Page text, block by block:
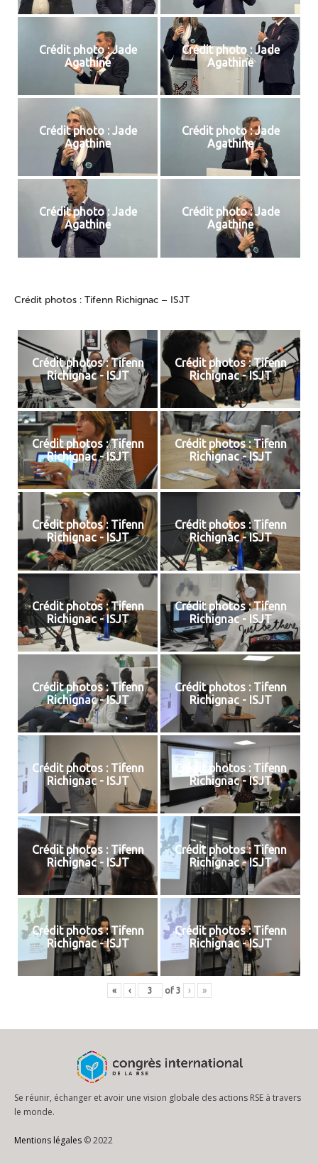
Crédit photo : Jade
Agathine
Crédit photo : Jade
Agathine
Crédit photo : Jade
Agathine
Crédit photo : Jade
Agathine
Crédit photo : Jade
Agathine
Crédit photo : Jade
Agathine
Crédit photos : Tifenn Richignac – ISJT
Crédit photos : Tifenn
Richignac - ISJT
Crédit photos : Tifenn
Richignac - ISJT
Crédit photos : Tifenn
Richignac - ISJT
Crédit photos : Tifenn
Richignac - ISJT
Crédit photos : Tifenn
Richignac - ISJT
Crédit photos : Tifenn
Richignac - ISJT
Crédit photos : Tifenn
Richignac - ISJT
Crédit photos : Tifenn
Richignac - ISJT
Crédit photos : Tifenn
Richignac - ISJT
Crédit photos : Tifenn
Richignac - ISJT
Crédit photos : Tifenn
Richignac - ISJT
Crédit photos : Tifenn
Richignac - ISJT
Crédit photos : Tifenn
Richignac - ISJT
Crédit photos : Tifenn
Richignac - ISJT
Crédit photos : Tifenn
Richignac - ISJT
Crédit photos : Tifenn
Richignac - ISJT
« ‹ of 3 › »
Se réunir, échanger et avoir une vision globale des actions RSE à travers
le monde.
Mentions légales © 2022